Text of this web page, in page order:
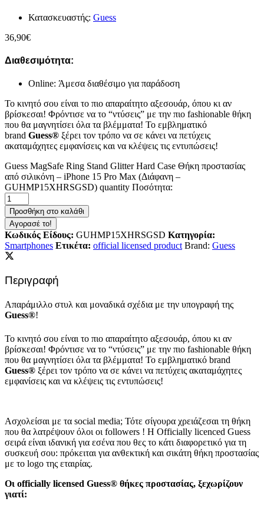
Κατασκευαστής: Guess
36,90€
Διαθεσιμότητα:
Online: Άμεσα διαθέσιμο για παράδοση
Το κινητό σου είναι το πιο απαραίτητο αξεσουάρ, όπου κι αν
βρίσκεσαι! Φρόντισε να το “ντύσεις” με την πιο fashionable θήκη
που θα μαγνητίσει όλα τα βλέμματα! Το εμβληματικό
brand Guess® ξέρει τον τρόπο να σε κάνει να πετύχεις
ακαταμάχητες εμφανίσεις και να κλέψεις τις εντυπώσεις!
Guess MagSafe Ring Stand Glitter Hard Case Θήκη προστασίας
από σιλικόνη – iPhone 15 Pro Max (Διάφανη –
GUHMP15XHRSGSD) quantity Ποσότητα:
Προσθήκη στο καλάθι
Αγορασέ το!
Κωδικός Είδους: GUHMP15XHRSGSD Κατηγορία:
Smartphones Ετικέτα: official licensed product Brand: Guess
Περιγραφή
Απαράμιλλο στυλ και μοναδικά σχέδια με την υπογραφή της
Guess®!
Το κινητό σου είναι το πιο απαραίτητο αξεσουάρ, όπου κι αν
βρίσκεσαι! Φρόντισε να το “ντύσεις” με την πιο fashionable θήκη
που θα μαγνητίσει όλα τα βλέμματα! Το εμβληματικό brand
Guess® ξέρει τον τρόπο να σε κάνει να πετύχεις ακαταμάχητες
εμφανίσεις και να κλέψεις τις εντυπώσεις!
Ασχολείσαι με τα social media; Τότε σίγουρα χρειάζεσαι τη θήκη
που θα λατρέψουν όλοι οι followers ! Η Officially licenced Guess
σειρά είναι ιδανική για εσένα που θες το κάτι διαφορετικό για τη
συσκευή σου: πρόκειται για ανθεκτική και σικάτη θήκη προστασίας
με το logo της εταιρίας.
Οι officially licensed Guess® θήκες προστασίας, ξεχωρίζουν
γιατί: